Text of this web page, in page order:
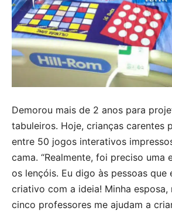
Demorou mais de 2 anos para
tabuleiros. Hoje, crianças carentes
entre 50 jogos interativos
cama. “Realmente, foi preciso uma
os lençóis. Eu digo às pessoas que
criativo com a ideia! Minha esposa,
cinco professores me ajudam a